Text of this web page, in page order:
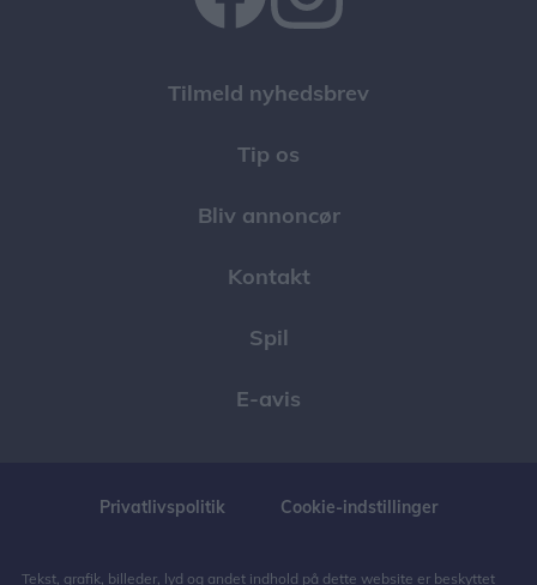
Tilmeld nyhedsbrev
Tip os
Bliv annoncør
Kontakt
Spil
E-avis
Privatlivspolitik Cookie-indstillinger
Tekst, grafik, billeder, lyd og andet indhold på dette website er beskyttet